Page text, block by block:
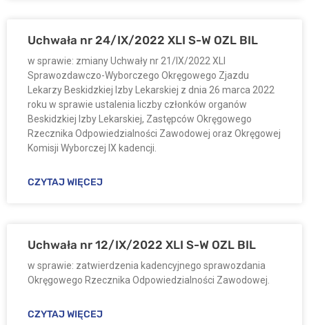
Uchwała nr 24/IX/2022 XLI S-W OZL BIL
w sprawie: zmiany Uchwały nr 21/IX/2022 XLI
Sprawozdawczo-Wyborczego Okręgowego Zjazdu
Lekarzy Beskidzkiej Izby Lekarskiej z dnia 26 marca 2022
roku w sprawie ustalenia liczby członków organów
Beskidzkiej Izby Lekarskiej, Zastępców Okręgowego
Rzecznika Odpowiedzialności Zawodowej oraz Okręgowej
Komisji Wyborczej IX kadencji.
CZYTAJ WIĘCEJ
Uchwała nr 12/IX/2022 XLI S-W OZL BIL
w sprawie: zatwierdzenia kadencyjnego sprawozdania
Okręgowego Rzecznika Odpowiedzialności Zawodowej.
CZYTAJ WIĘCEJ